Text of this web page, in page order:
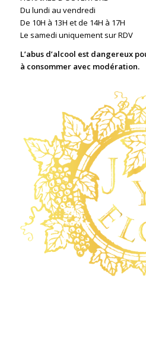
Du lundi au vendredi
De 10H à 13H et de 14H à 17H
Le samedi uniquement sur RDV
L’abus d’alcool est dangereux
à consommer avec modération.